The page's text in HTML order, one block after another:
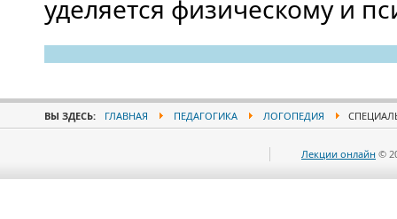
уделяется физическому и
ВЫ ЗДЕСЬ: ГЛАВНАЯ ПЕДАГОГИКА ЛОГОПЕДИЯ
Лекции онлайн ©